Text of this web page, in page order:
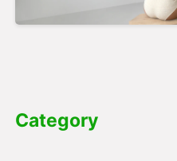
Category